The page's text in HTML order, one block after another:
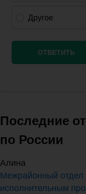
Последние
по России
Алина
Межрайонный отдел
исполнительным